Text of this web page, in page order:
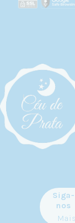
Siga-
nos